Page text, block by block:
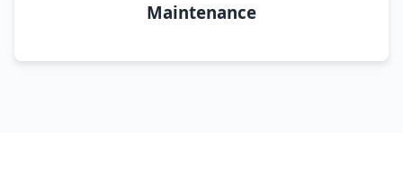
Maintenance